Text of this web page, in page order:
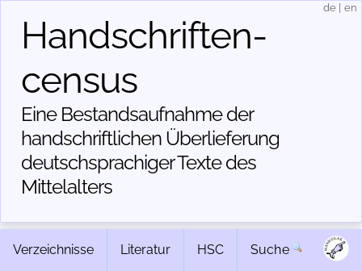
Handschriften­
census
Eine Bestandsaufnahme der
handschriftlichen Über­lieferung
deutschsprachiger Texte des
Mittelalters
de en
Verzeichnisse Literatur HSC Suche